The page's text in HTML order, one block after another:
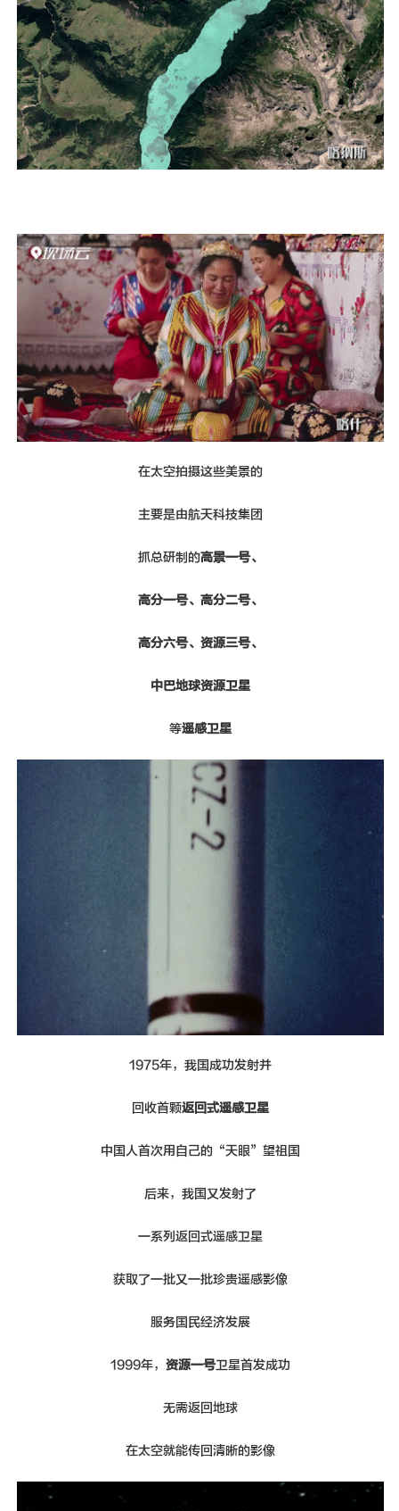
在太空拍摄这些美景的
主要是由航天科技集团
抓总研制的高景一号、
高分一号、高分二号、
高分六号、资源三号、
中巴地球资源卫星
等遥感卫星
1975年，我国成功发射并
回收首颗返回式遥感卫星
中国人首次用自己的“天眼”望祖国
后来，我国又发射了
一系列返回式遥感卫星
获取了一批又一批珍贵遥感影像
服务国民经济发展
1999年， 资源一号卫星首发成功
无需返回地球
在太空就能传回清晰的影像